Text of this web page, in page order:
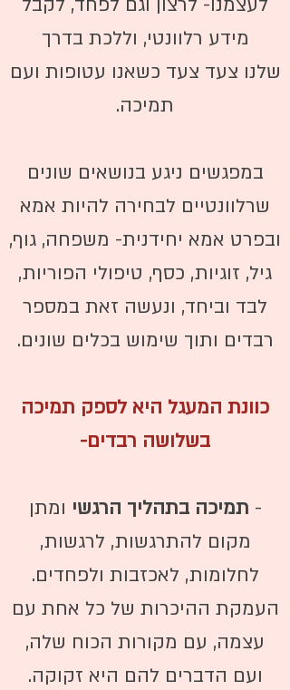
מידע רלוונטי, וללכת בדרך
שלנו צעד צעד כשאנו עטופות ועם
תמיכה.
במפגשים ניגע בנושאים שונים
שרלוונטיים לבחירה להיות אמא
ובפרט אמא יחידנית- משפחה, גוף,
גיל, זוגיות, כסף, טיפולי הפוריות,
לבד וביחד, ונעשה זאת במספר
רבדים ותוך שימוש בכלים שונים.
כוונת המעגל היא לספק תמיכה
בשלושה רבדים-
- תמיכה בתהליך הרגשי ומתן
מקום להתרגשות, לרגשות,
לחלומות, לאכזבות ולפחדים.
העמקת ההיכרות של כל אחת עם
עצמה, עם מקורות הכוח שלה,
ועם הדברים להם היא זקוקה.